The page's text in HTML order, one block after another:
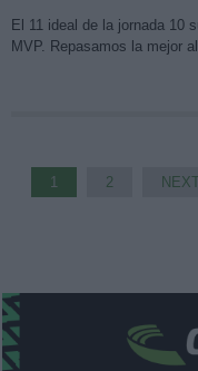
El 11 ideal de la jornada 10
MVP. Repasamos la mejor
1 2